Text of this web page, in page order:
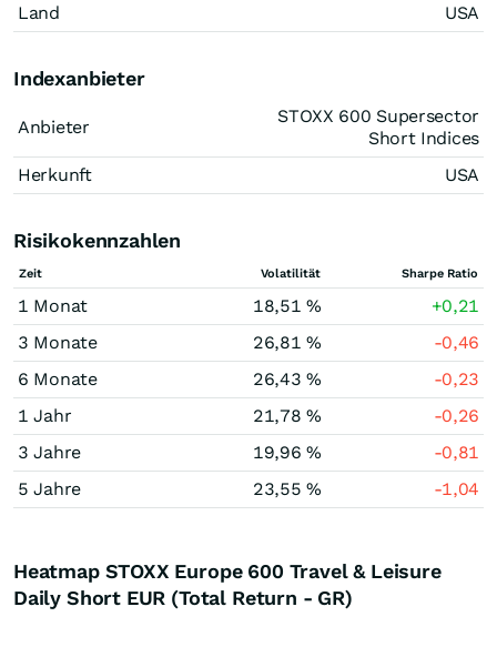
Land USA
Indexanbieter
Anbieter
STOXX 600 Supersector
Short Indices
Herkunft
USA
Risikokennzahlen
Zeit Volatilität Sharpe Ratio
1 Monat 18,51 %
+0,21
3 Monate
26,81 %
-0,46
6 Monate
26,43 %
-0,23
1 Jahr
21,78 %
-0,26
3 Jahre
19,96 %
-0,81
5 Jahre
23,55 % -1,04
Heatmap STOXX Europe 600 Travel & Leisure
Daily Short EUR (Total Return - GR)